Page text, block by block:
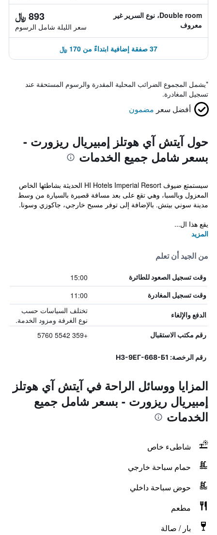
Double room، نوع السرير غير
معروف
893 ﷼
سعر الليلة شامل الرسوم
37 صفقة إضافية ابتداءً من 170 ﷼
*يشمل المجموع الضرائب المحلية المقدرة والرسوم المستحقة عند
تسجيل المغادرة.
أفضل سعر مضمون
حول آيتش آي هوتلز إمبيريال ريزورت -
بسعر شامل جميع الخدمات
سيستمتع ضيوف HI Hotels Imperial Resort الحديثة بشاطئها الخاص
المعزول وبالسبا، وهي تقع على بعد مسافة قصيرة بالسيارة من وسط
مدينة سوني بيتش. بالإضافة إلى توفر مسبح خارجي، جاكوزي وسونا.
يقع هذا ال...
المزيد
من الجيد أن تعلم
وقت تسجيل الصعود للطائرة 15:00
وقت تسجيل المغادرة 11:00
الدفع والإلغاء
تختلف السياسات حسب
نوع الغرفة ومزود الخدمة.
رقم مكتب الاستقبال +359 5542 5760
رقم الرخصة: Н3-9ЕГ-668-Б1
المزايا ووسائل الراحة في آيتش آي هوتلز
إمبيريال ريزورت - بسعر شامل جميع
الخدمات
شاطىء خاص
حمام سباحة خارجي
حوض سباحة داخلي
مطعم
بار / صالة